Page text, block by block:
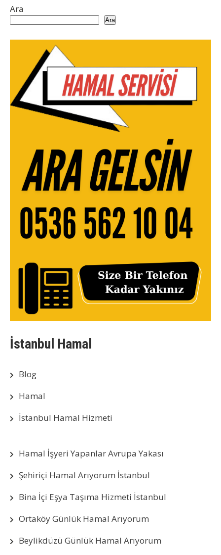
Ara
Ara
İstanbul Hamal
Blog
Hamal
İstanbul Hamal Hizmeti
Hamal İşyeri Yapanlar Avrupa Yakası
Şehiriçi Hamal Arıyorum İstanbul
Bina İçi Eşya Taşıma Hizmeti İstanbul
Ortaköy Günlük Hamal Arıyorum
Beylikdüzü Günlük Hamal Arıyorum